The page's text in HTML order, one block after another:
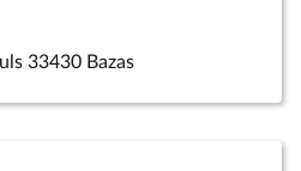
33430 Bazas